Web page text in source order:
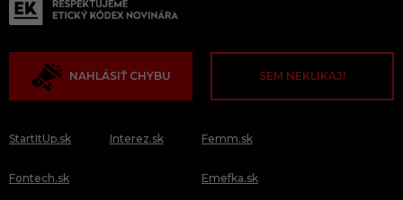
NAHLÁSIŤ CHYBU SEM NEKLIKAJ!
StartItUp.sk
Fontech.sk
Interez.sk Femm.sk
Emefka.sk